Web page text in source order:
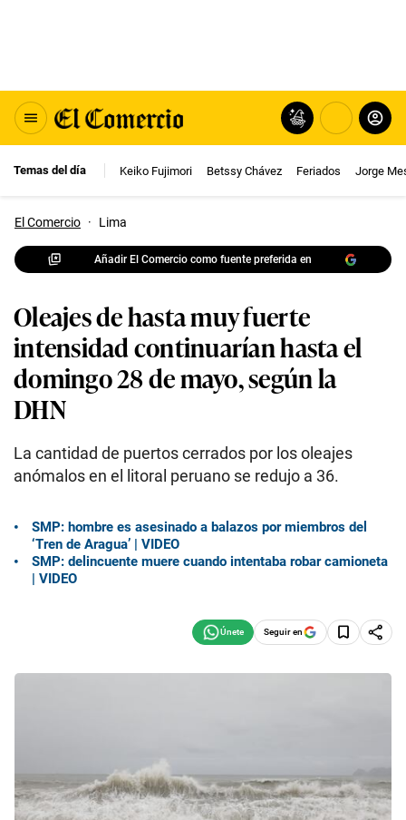
Temas del día Keiko Fujimori Betssy Chávez Feriados Jorge
El Comercio · Lima
Añadir El Comercio como fuente preferida en
Oleajes de hasta muy fuerte
intensidad continuarían hasta el
domingo 28 de mayo, según la
DHN
La cantidad de puertos cerrados por los oleajes
anómalos en el litoral peruano se redujo a 36.
SMP: hombre es asesinado a balazos por miembros del
‘Tren de Aragua’ | VIDEO
SMP: delincuente muere cuando intentaba robar camioneta
| VIDEO
Seguir en